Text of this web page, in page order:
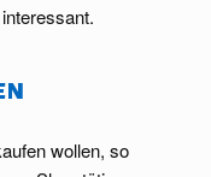
wollen, so